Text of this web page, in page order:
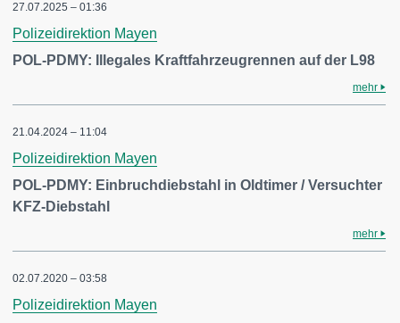
27.07.2025 – 01:36
Polizeidirektion Mayen
POL-PDMY: Illegales Kraftfahrzeugrennen auf der L98
mehr
21.04.2024 – 11:04
Polizeidirektion Mayen
POL-PDMY: Einbruchdiebstahl in Oldtimer / Versuchter
KFZ-Diebstahl
mehr
02.07.2020 – 03:58
Polizeidirektion Mayen